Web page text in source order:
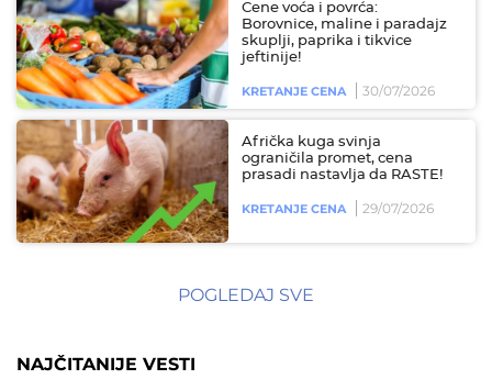
Cene voća i povrća:
Borovnice, maline i paradajz
skuplji, paprika i tikvice
jeftinije!
KRETANJE CENA 30/07/2026
Afrička kuga svinja
ograničila promet, cena
prasadi nastavlja da RASTE!
KRETANJE CENA 29/07/2026
POGLEDAJ SVE
NAJČITANIJE VESTI